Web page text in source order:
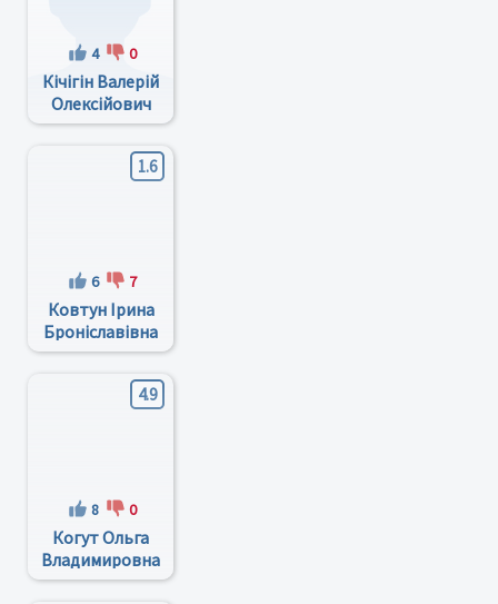
4 0
Кічігін Валерій
Олексійович
1.6
6 7
Ковтун Ірина
Броніславівна
4.9
8 0
Когут Ольга
Владимировна